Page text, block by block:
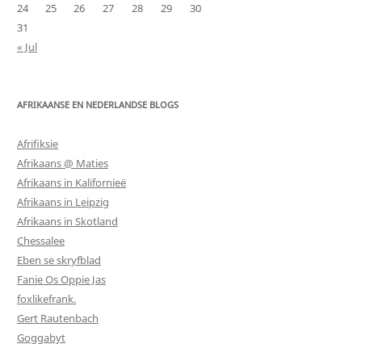
24
25 26 27 28 29
30
31
« Jul
AFRIKAANSE EN NEDERLANDSE BLOGS
Afrifiksie
Afrikaans @ Maties
Afrikaans in Kalifornieë
Afrikaans in Leipzig
Afrikaans in Skotland
Chessalee
Eben se skryfblad
Fanie Os Oppie Jas
foxlikefrank.
Gert Rautenbach
Goggabyt